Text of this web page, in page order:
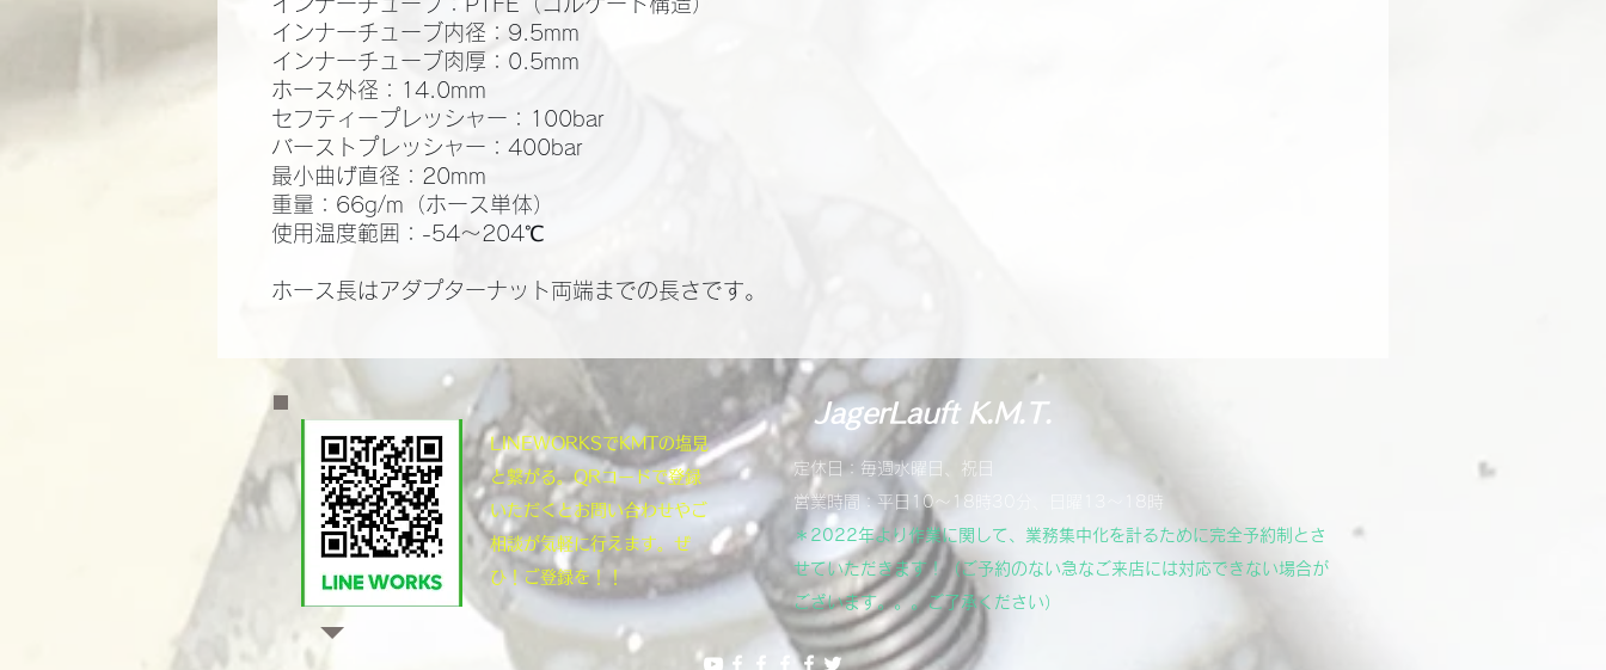
インナーチューブ内径：9.5mm
インナーチューブ肉厚：0.5mm
ホース外径：14.0mm
セフティープレッシャー：100bar
バーストプレッシャー：400bar
最小曲げ直径：20mm
重量：66g/m（ホース単体）
使用温度範囲：-54～204℃
ホース長はアダプターナット両端までの長さです。
​LINEWORKSでKMTの塩見
と繋がる。QRコードで登録
いただくとお問い合わせやご
相談が気軽に行えます。ぜ
ひ！ご登録を！！
JagerLauft K.M.T.
定休日：毎週水曜日、祝日
営業時間：平日10～18時30分、日曜13～18時
＊2022年より作業に関して、業務集中化を計るために完全予約制とさ
せていただきます！（ご予約のない急なご来店には対応できない場合が
ございます。。。ご了承ください）